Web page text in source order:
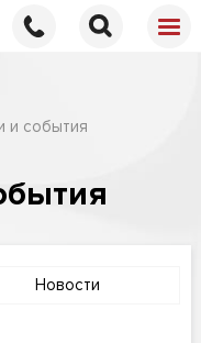
и события
Новости